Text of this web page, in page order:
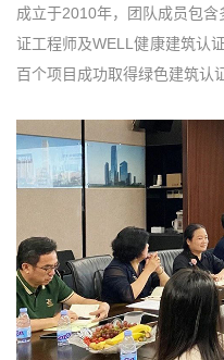
成立于2010年，团队成员包
证工程师及WELL健康建筑认
百个项目成功取得绿色建筑认